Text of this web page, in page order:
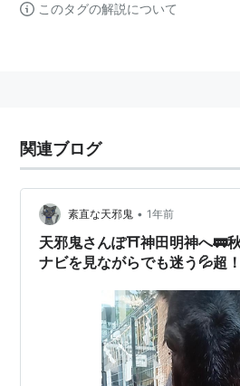
このタグの解説について
関連ブログ
素直な天邪鬼 • 1年前
天邪鬼さんぽ⛩️神田明神へ🚃
ナビを見ながらでも迷う💦超